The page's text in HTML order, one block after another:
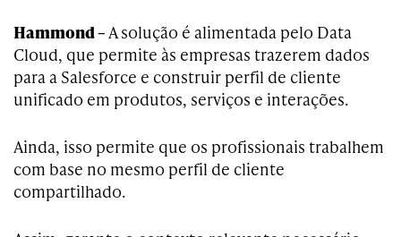
Hammond – A solução é alimentada pelo Data
Cloud, que permite às empresas trazerem dados
para a Salesforce e construir perfil de cliente
unificado em produtos, serviços e interações.
Ainda, isso permite que os profissionais trabalhem
com base no mesmo perfil de cliente
compartilhado.